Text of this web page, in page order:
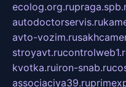
ecolog.org.ru
autodoctorservis.ru
avto-vozim.ru
stroyavt.ru
kvotka.ruiron-snab.ru
associaciya39.ru